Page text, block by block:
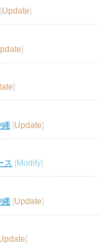
Update
]
縄 [Update]
ス [Modify]
縄 [Update]
]